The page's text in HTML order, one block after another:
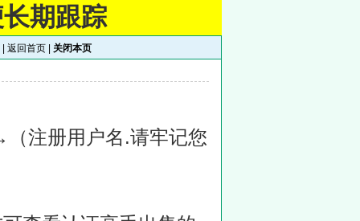
期跟踪
返回首页 关闭本页
注册用户名.请牢记您